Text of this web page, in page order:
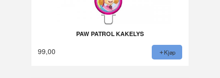
PAW PATROL KAKELYS
99,00 Kjøp